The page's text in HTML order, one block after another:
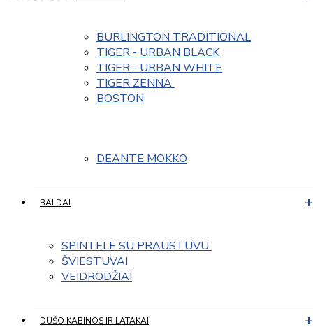
BURLINGTON TRADITIONAL
TIGER - URBAN BLACK
TIGER - URBAN WHITE
TIGER ZENNA
BOSTON
DEANTE MOKKO
BALDAI
SPINTELE SU PRAUSTUVU
ŠVIESTUVAI
VEIDRODŽIAI
DUŠO KABINOS IR LATAKAI